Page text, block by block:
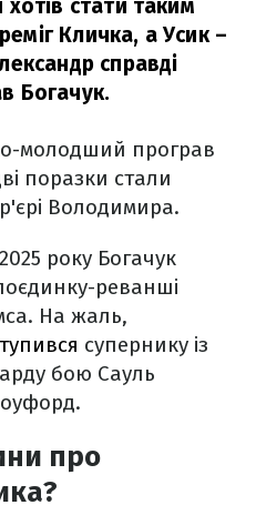
стати таким
Кличка, а Усик –
справді
Богачук.
молодший програв
поразки стали
Володимира.
року Богачук
реванші
На жаль,
супернику із
бою Сауль
про